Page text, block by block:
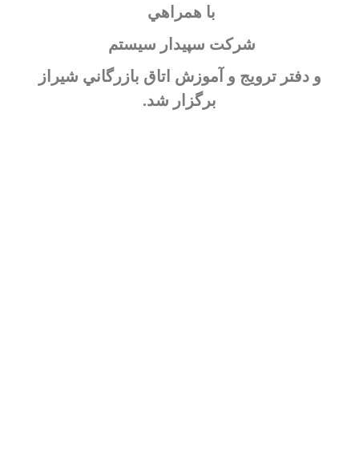
با همراهي
شركت سپيدار سيستم
و دفتر ترويج و آموزش اتاق بازرگاني شيراز
برگزار شد.